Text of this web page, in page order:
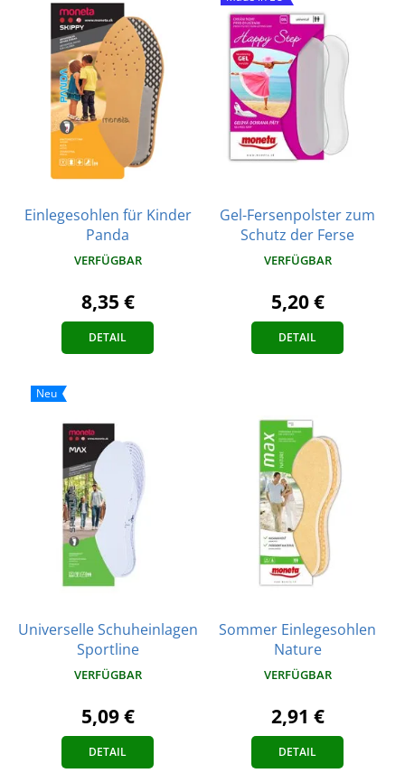
Einlegesohlen für Kinder
Panda
VERFÜGBAR
8,35 €
DETAIL
Gel-Fersenpolster zum
Schutz der Ferse
VERFÜGBAR
5,20 €
DETAIL
Neu
Universelle Schuheinlagen
Sportline
VERFÜGBAR
5,09 €
DETAIL
Sommer Einlegesohlen
Nature
VERFÜGBAR
2,91 €
DETAIL